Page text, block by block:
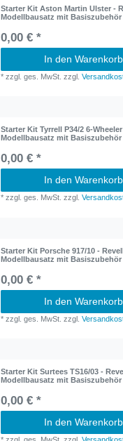
Starter Kit Aston Martin Ulster -
Modellbausatz mit Basiszubehör
0,00 € *
In den Warenkorb
*zzgl. ges. MwSt. zzgl.
Starter Kit Tyrrell P34/2 6-Wheeler
Modellbausatz mit Basiszubehör
0,00 € *
In den Warenkorb
*zzgl. ges. MwSt. zzgl.
Starter Kit Porsche 917/10 -
Modellbausatz mit Basiszubehör
0,00 € *
In den Warenkorb
*zzgl. ges. MwSt. zzgl.
Starter Kit Surtees TS16/03 -
Modellbausatz mit Basiszubehör
0,00 € *
In den Warenkorb